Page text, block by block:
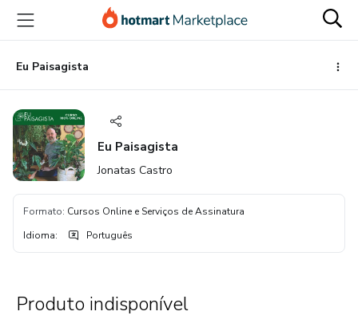
para
conteúdo
principal
para
pagamento
para
rodapé
Eu Paisagista
Eu Paisagista
Jonatas Castro
Formato: Cursos Online e Serviços de Assinatura
Idioma: Português
Produto indisponível